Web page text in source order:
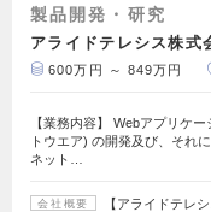
製品開発・研究
アライドテレシス株式
600万円 ～ 849万円
【業務内容】 Webアプリケ
トウエア) の開発及び、それ
ネット…
会社概要
【アライドテレ